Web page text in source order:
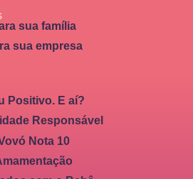
sua família
sua empresa
Positivo. E aí?
Responsável
Nota 10